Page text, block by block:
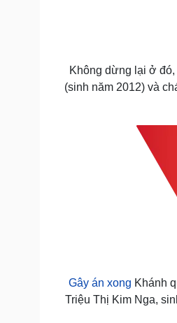
Không dừng lại ở
(sinh năm 2012) và
Gây án xong Khánh
Triệu Thị Kim Nga,